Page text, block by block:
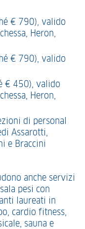
€ 790), valido
Heron,
€ 790), valido
€ 450), valido
Heron,
di personal
Assarotti,
e Braccini
anche servizi
pesi con
laureati in
cardio fitness,
sauna e